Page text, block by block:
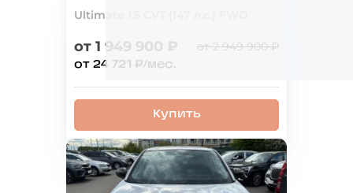
Ultimate 1.5 CVT (147 л.с.) FWD
от 1 949 900 ₽ от 2 949 900 ₽
от 24 721 ₽/мес.
Купить